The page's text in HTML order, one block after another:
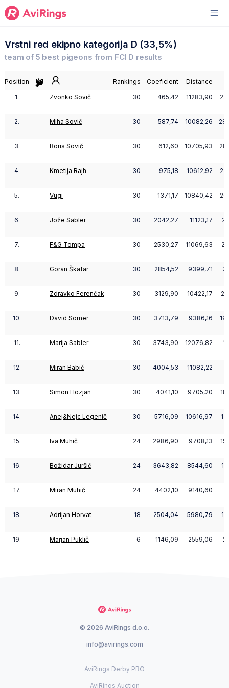
Vrstni red ekipno kategorija D (33,5%)
team of 5 best pigeons from FCI D results
Position Rankings Coeficient Distance
1.
Zvonko Sovič 30 465,42 11283,90
2. Miha Sovič 30 587,74 10082,26
3. Boris Sovič 30 612,60 10705,93
4. Kmetija Rajh 30 975,18 10612,92
5. Vugi 30 1371,17 10840,42
6. Jože Sabler 30 2042,27 11123,17
7. F&G Tompa 30 2530,27 11069,63
8. Goran Škafar 30 2854,52 9399,71
9. Zdravko Ferenčak 30 3129,90 10422,17
10. David Somer 30 3713,79 9386,16
11. Marija Sabler 30 3743,90 12076,82
12. Miran Babič 30 4004,53 11082,22
13. Simon Hozjan 30 4041,10 9705,20
14. Anej&Nejc Legenič 30 5716,09 10616,97
15. Iva Muhič 24 2986,90 9708,13
16. Božidar Juršič 24 3643,82 8544,60
17. Miran Muhič 24 4402,10 9140,60
18. Adrijan Horvat 18 2504,04 5980,79
19. Marjan Puklič 6 1146,09 2559,06
© 2026 AviRings d.o.o.
info@avirings.com
AviRings Derby PRO
AviRings Auction